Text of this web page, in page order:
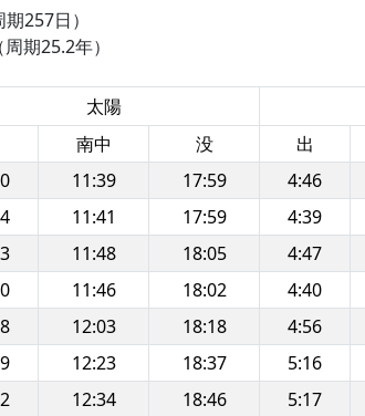
257日）
期25.2年）
太陽
南中 没 出
11:39 17:59 4:46
11:41 17:59 4:39
11:48 18:05 4:47
11:46 18:02 4:40
12:03 18:18 4:56
12:23 18:37 5:16
12:34 18:46 5:17